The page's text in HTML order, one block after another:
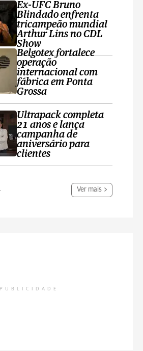
Ex-UFC Bruno
Blindado enfrenta
tricampeão mundial
Arthur Lins no CDL
Show
Belgotex fortalece
operação
internacional com
fábrica em Ponta
Grossa
Ultrapack completa
21 anos e lança
campanha de
aniversário para
clientes
Ver mais
PUBLICIDADE